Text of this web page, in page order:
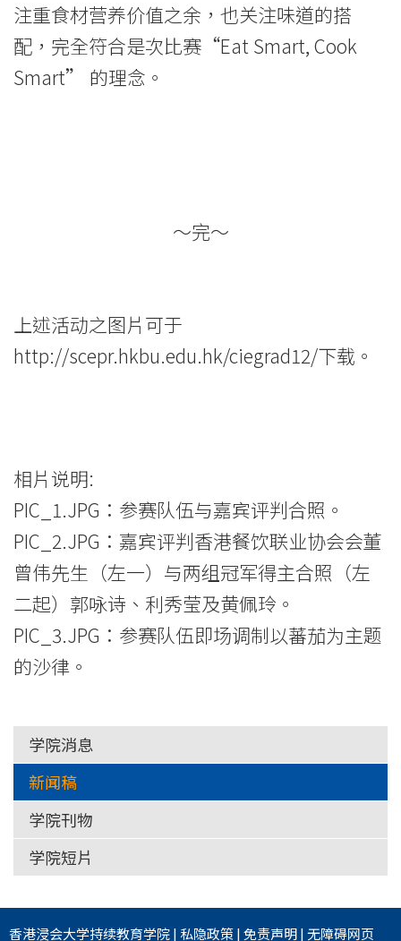
注重食材营养价值之余，也关注味道的搭
配，完全符合是次比赛“Eat Smart, Cook
Smart” 的理念。
～完～
上述活动之图片可于
http://scepr.hkbu.edu.hk/ciegrad12/下载。
相片说明:
PIC_1.JPG：参赛队伍与嘉宾评判合照。
PIC_2.JPG：嘉宾评判香港餐饮联业协会会董
曾伟先生（左一）与两组冠军得主合照（左
二起）郭咏诗、利秀莹及黄佩玲。
PIC_3.JPG：参赛队伍即场调制以蕃茄为主题
的沙律。
学院消息
新闻稿
学院刊物
学院短片
香港浸会大学持续教育学院| 私隐政策|免责声明|无障碍网页